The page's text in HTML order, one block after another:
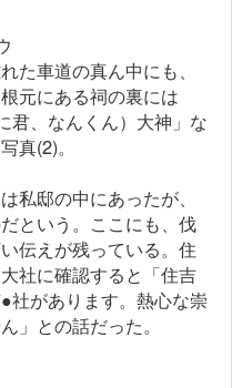
た車道の真ん中にも、
元にある祠の裏には
君、なんくん）大神」な
真(2)。
私邸の中にあったが、
という。ここにも、伐
伝えが残っている。住
社に確認すると「住吉
社があります。熱心な崇
」との話だった。